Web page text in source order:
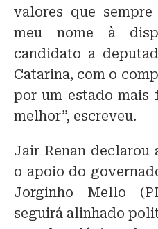
valores que
meu nome à
candidato a
Catarina, com o
por um estado mais
melhor”, escreveu.
Jair Renan declarou
o apoio do
Jorginho Mello
seguirá alinhado